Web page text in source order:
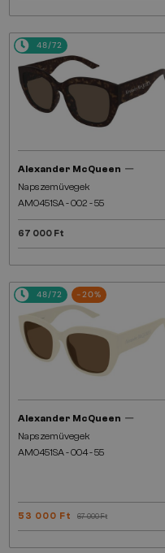
48/72
Alexander McQueen —
Napszemüvegek
AM0451SA - 002 - 55
67 000 Ft
48/72 -20%
Alexander McQueen —
Napszemüvegek
AM0451SA - 004 - 55
53 000 Ft 67 000 Ft